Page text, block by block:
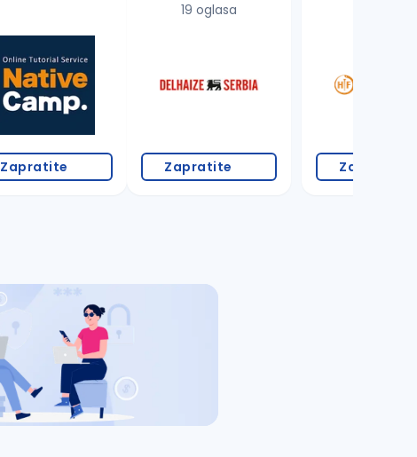
Zapratite
19 oglasa
Zapratite Zapratite